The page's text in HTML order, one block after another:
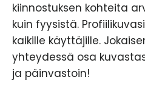
kiinnostuksen kohteita
kuin fyysistä.
kaikille käyttäjille.
yhteydessä osa
ja päinvastoin!